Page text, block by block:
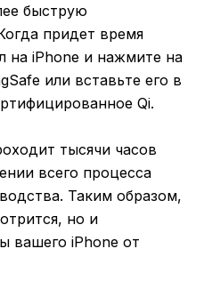
быструю
придет время
на iPhone и нажмите на
или вставьте его в
Qi.
тысячи часов
всего процесса
Таким образом,
но и
вашего iPhone от